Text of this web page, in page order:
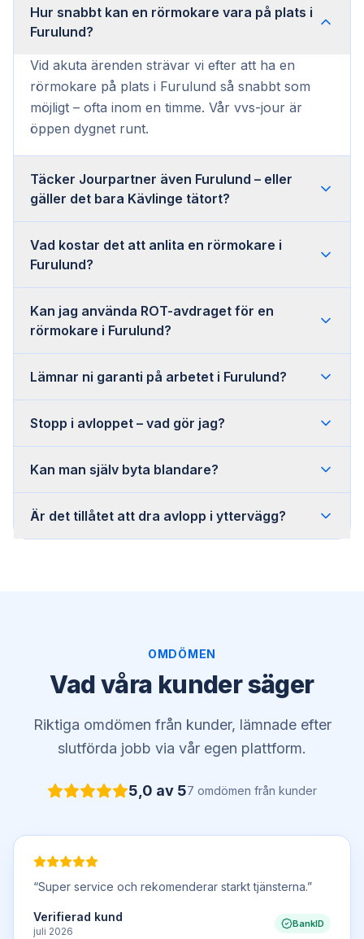
Hur snabbt kan en rörmokare vara på plats i
Furulund?
Vid akuta ärenden strävar vi efter att ha en
rörmokare på plats i Furulund så snabbt som
möjligt – ofta inom en timme. Vår vvs-jour är
öppen dygnet runt.
Täcker Jourpartner även Furulund – eller
gäller det bara Kävlinge tätort?
Vad kostar det att anlita en rörmokare i
Furulund?
Kan jag använda ROT-avdraget för en
rörmokare i Furulund?
Lämnar ni garanti på arbetet i Furulund?
Stopp i avloppet – vad gör jag?
Kan man själv byta blandare?
Är det tillåtet att dra avlopp i yttervägg?
OMDÖMEN
Vad våra kunder säger
Riktiga omdömen från kunder, lämnade efter
slutförda jobb via vår egen plattform.
5,0 av 57 omdömen från kunder
“Super service och rekomenderar starkt tjänsterna.”
Verifierad kund
juli 2026
BankID